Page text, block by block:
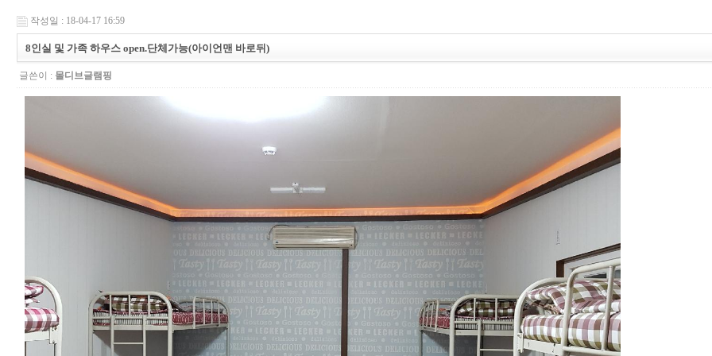
작성일 : 18-04-17 16:59
8인실 및 가족 하우스 open.단체가능(아이언맨 바로뒤)
글쓴이 : 몰디브글램핑